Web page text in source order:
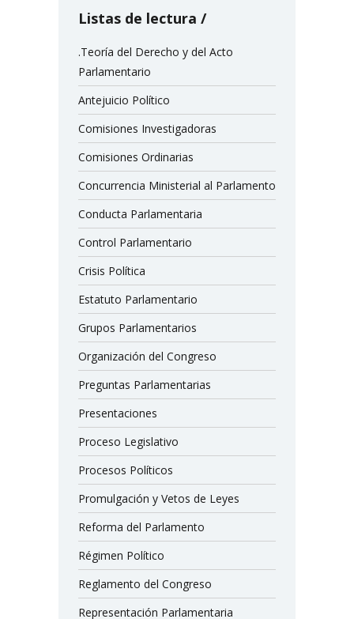
Listas de lectura
.Teoría del Derecho y del Acto
Parlamentario
Antejuicio Político
Comisiones Investigadoras
Comisiones Ordinarias
Concurrencia Ministerial al Parlamento
Conducta Parlamentaria
Control Parlamentario
Crisis Política
Estatuto Parlamentario
Grupos Parlamentarios
Organización del Congreso
Preguntas Parlamentarias
Presentaciones
Proceso Legislativo
Procesos Políticos
Promulgación y Vetos de Leyes
Reforma del Parlamento
Régimen Político
Reglamento del Congreso
Representación Parlamentaria